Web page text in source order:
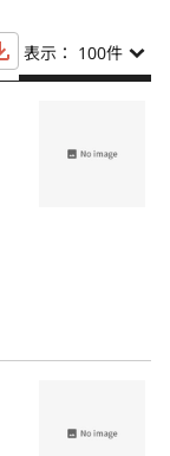
表示： 100件